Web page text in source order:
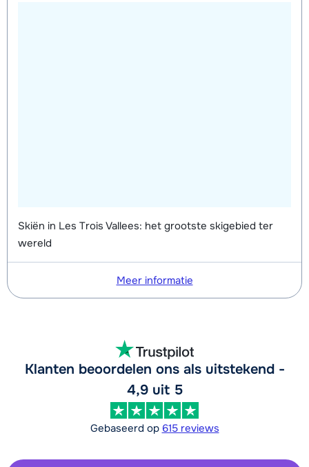
Skiën in Les Trois Vallees: het grootste skigebied ter
wereld
Meer informatie
Klanten beoordelen ons als uitstekend -
4,9 uit 5
Gebaseerd op 615 reviews